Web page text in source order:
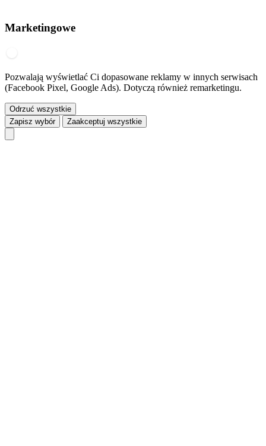
Marketingowe
Pozwalają wyświetlać Ci dopasowane reklamy w innych serwisach
(Facebook Pixel, Google Ads). Dotyczą również remarketingu.
Odrzuć wszystkie
Zapisz wybór
Zaakceptuj wszystkie